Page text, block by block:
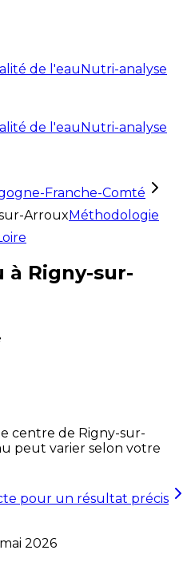
de l'eauNutri-analyse
de l'eauNutri-analyse
Franche-Comté
ArrouxMéthodologie
à Rigny-sur-
centre de Rigny-sur-
peut varier selon votre
pour un résultat précis
2026